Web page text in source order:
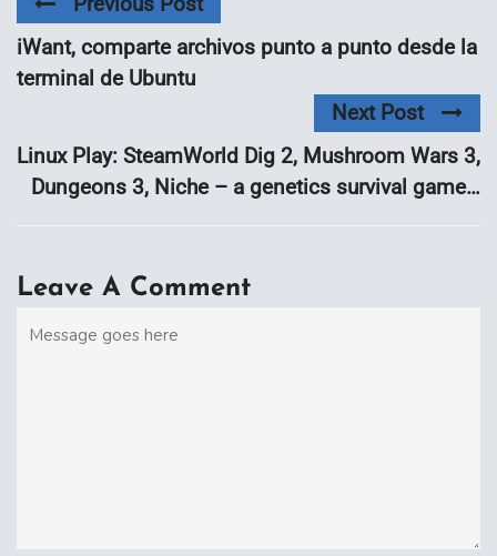
iWant, comparte archivos punto a punto desde la
terminal de Ubuntu
Next Post
Linux Play: SteamWorld Dig 2, Mushroom Wars 3,
Dungeons 3, Niche – a genetics survival game…
Leave A Comment